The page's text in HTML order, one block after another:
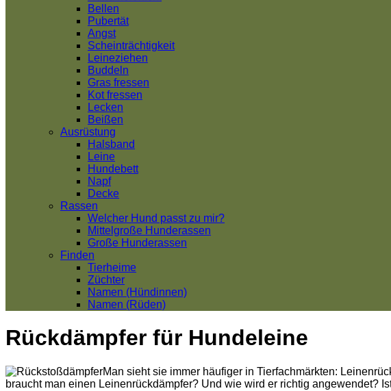
Bellen
Pubertät
Angst
Scheinträchtigkeit
Leineziehen
Buddeln
Gras fressen
Kot fressen
Lecken
Beißen
Ausrüstung
Halsband
Leine
Hundebett
Napf
Decke
Rassen
Welcher Hund passt zu mir?
Mittelgroße Hunderassen
Große Hunderassen
Finden
Tierheime
Züchter
Namen (Hündinnen)
Namen (Rüden)
Rückdämpfer für Hundeleine
Man sieht sie immer häufiger in Tierfachmärkten:
braucht man einen Leinenrückdämpfer? Und wie wird er richtig angewendet?